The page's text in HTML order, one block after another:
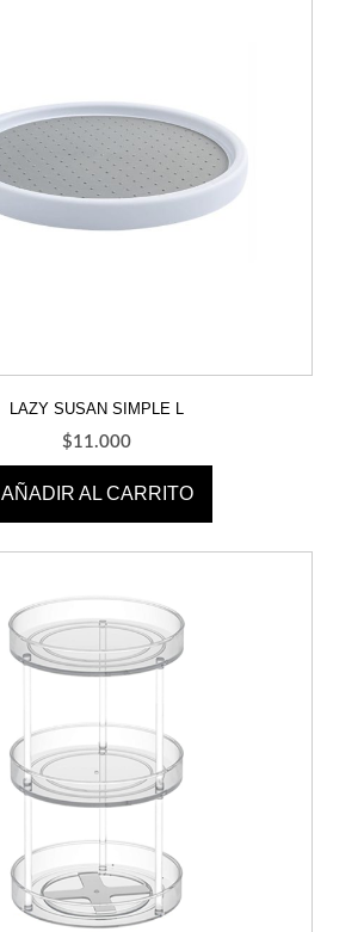
LAZY SUSAN SIMPLE L
$11.000
AÑADIR AL CARRITO